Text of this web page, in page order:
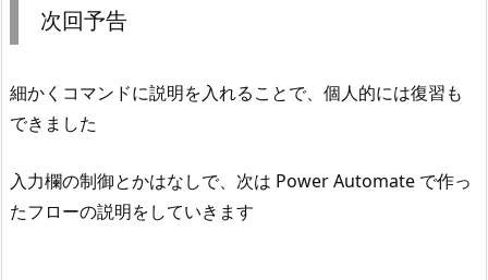
次回予告
細かくコマンドに説明を入れることで、個人的には復習も
できました
入力欄の制御とかはなしで、次は Power Automate で作っ
たフローの説明をしていきます